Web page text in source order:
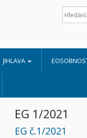
JIHLAVA
EG 1/2021
EG č.1/2021